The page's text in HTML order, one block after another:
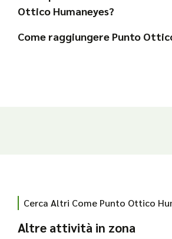
Ottico Humaneyes?
Come raggiungere Punto
Cerca Altri Come Punto Ottico
Altre attività in zona